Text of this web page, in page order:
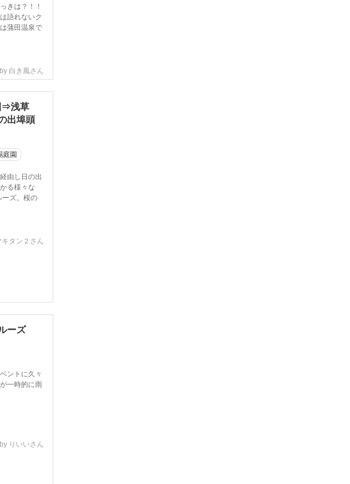
きは？！！
語れないク
蒲田温泉で
by 白き風さん
⇒浅草
出埠頭
庭園
由し日の出
る様々な
ーズ。桜の
キタン２さん
ーズ
ントに久々
一時的に雨
by りいいさん